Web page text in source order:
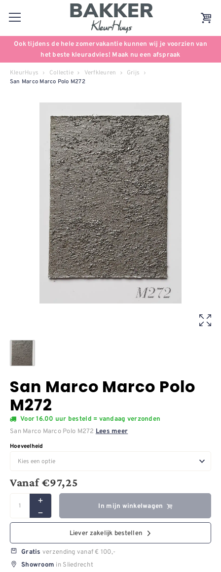
Ook tijdens de hele zomervakantie kunnen wij je voorzien van
het beste kleuradvies! Maak nu een afspraak
KleurHuys Collectie Verfkleuren Grijs
San Marco Marco Polo M272
San Marco Marco Polo
M272
Voor 16.00 uur besteld = vandaag verzonden
San Marco Marco Polo M272 Lees meer
Hoeveelheid
Vanaf€97,25
In mijn winkelwagen
Liever zakelijk bestellen
Gratis verzending vanaf € 100,-
Showroom in Sliedrecht